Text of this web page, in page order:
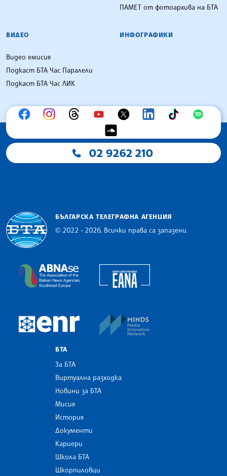
ПАМЕТ от фотоархива на БТА
ВИДЕО
Видео емисия
Подкаст БТА Час Паралели
Подкаст БТА Час ЛИК
ИНФОГРАФИКИ
02 9262 210
БЪЛГАРСКА ТЕЛЕГРАФНА АГЕНЦИЯ
© 2022 - 2026, Всички права са запазени.
The Assocoation of the Balkan News Agencies
European Newsroom
БТА
За БТА
Виртуална разходка
Новини за БТА
Мисия
История
Документи
Кариери
Школа БТА
Шкорпиловци